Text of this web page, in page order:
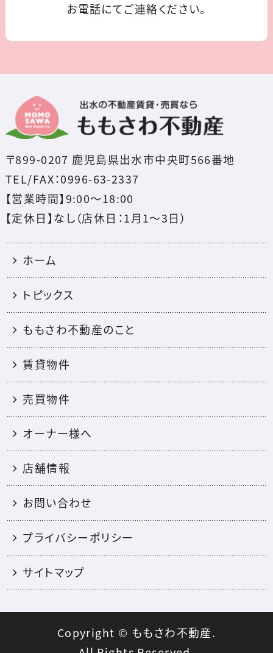
お電話にてご連絡ください。
〒899-0207 鹿児島県出水市中央町566番地
TEL/FAX：0996-63-2337
【営業時間】9:00～18:00
【定休日】なし（店休日：1月1〜3日）
ホーム
トピックス
ももさわ不動産のこと
賃貸物件
売買物件
オーナー様へ
店舗情報
お問い合わせ
プライバシーポリシー
サイトマップ
Copyright © ももさわ不動産.